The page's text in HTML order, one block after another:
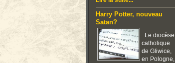
Harry Potter, nouveau
Satan?
Le diocèse
catholique
de Gliwice,
en Pologne,